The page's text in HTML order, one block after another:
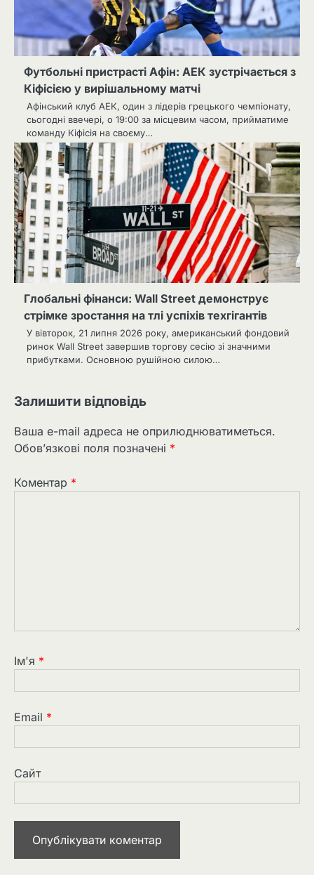
Футбольні пристрасті Афін: АЕК зустрічається з
Кіфісією у вирішальному матчі
Афінський клуб АЕК, один з лідерів грецького чемпіонату,
сьогодні ввечері, о 19:00 за місцевим часом, прийматиме
команду Кіфісія на своєму…
Глобальні фінанси: Wall Street демонструє
стрімке зростання на тлі успіхів техгігантів
У вівторок, 21 липня 2026 року, американський фондовий
ринок Wall Street завершив торгову сесію зі значними
прибутками. Основною рушійною силою…
Залишити відповідь
Ваша e-mail адреса не оприлюднюватиметься.
Обов’язкові поля позначені *
Коментар *
Ім'я *
Email *
Сайт